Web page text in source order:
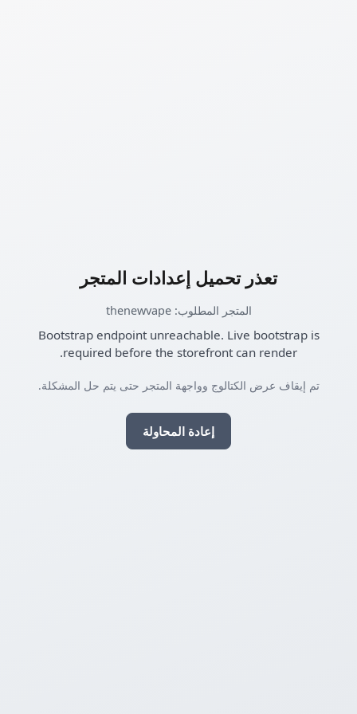
تعذر تحميل إعدادات المتجر
المتجر المطلوب: thenewvape
Bootstrap endpoint unreachable. Live bootstrap is
required before the storefront can render.
تم إيقاف عرض الكتالوج وواجهة المتجر حتى يتم حل المشكلة.
إعادة المحاولة